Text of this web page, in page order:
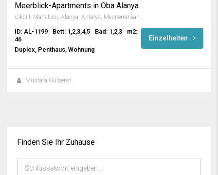
Meerblick-Apartments in Oba Alanya
ID: AL-1199 Bett: 1,2,3,4,5 Bad: 1,2,3
m2:
46
Duplex, Penthaus, Wohnung
Einzelheiten
Mustafa Gülseren
Finden Sie Ihr Zuhause